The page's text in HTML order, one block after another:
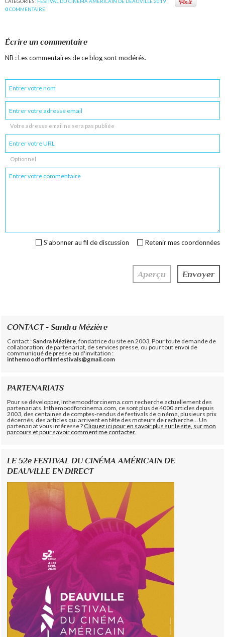
0COMMENTAIRE
Écrire un commentaire
NB : Les commentaires de ce blog sont modérés.
Votre adresse email ne sera pas publiée
Optionnel
Retenir mes coordonnées
S'abonner au fil de discussion
CONTACT - Sandra Mézière
Contact : Sandra Mézière , fondatrice du site en 2003. Pour toute demande de
collaboration, de partenariat, de services presse, ou pour tout envoi de
communiqué de presse ou d'invitation :
inthemoodforfilmfestivals@gmail.com
PARTENARIATS
Pour se développer, Inthemoodforcinema.com recherche actuellement des
partenariats. Inthemoodforcinema.com, ce sont plus de 4000 articles depuis
2003, des centaines de comptes-rendus de festivals de cinéma, plusieurs prix
décernés, des articles qui arrivent en tête des moteurs de recherche... Un
partenariat vous intéresse ?Cliquez ici pour en savoir plus sur le site, sur mon
parcours et pour savoir comment me contacter.
LE 52e FESTIVAL DU CINÉMA AMÉRICAIN DE
DEAUVILLE EN DIRECT